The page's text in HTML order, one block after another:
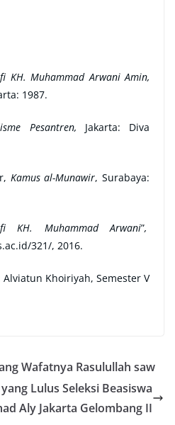
KH. Muhammad Arwani Amin,
1987.
Pesantren, Jakarta: Diva
Kamus al-Munawir, Surabaya:
KH. Muhammad Arwani”,
321/, 2016.
Alviatun Khoiriyah, Semester V
Wafatnya Rasulullah saw
Lulus Seleksi Beasiswa
Aly Jakarta Gelombang II